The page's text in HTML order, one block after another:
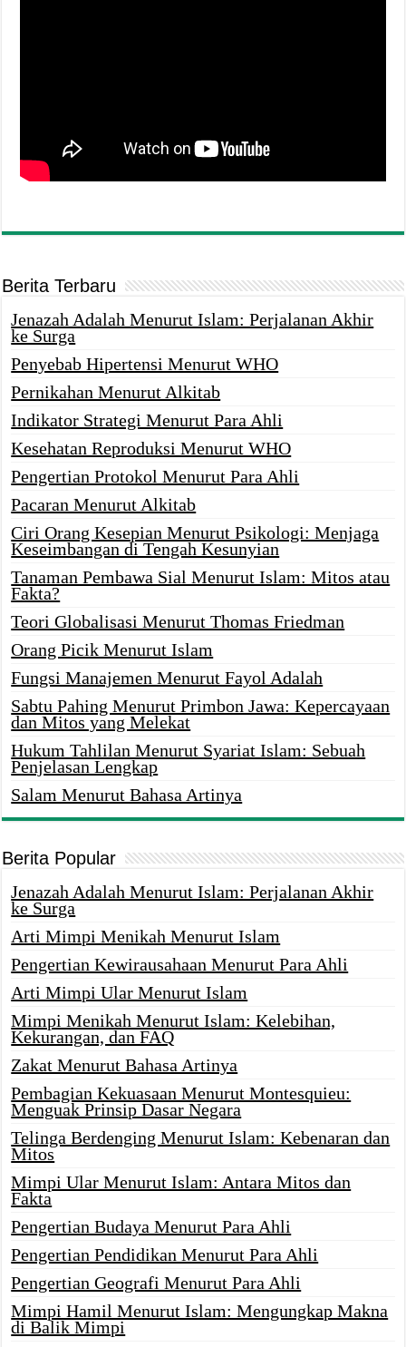
Berita Terbaru
Jenazah Adalah Menurut Islam: Perjalanan Akhir
ke Surga
Penyebab Hipertensi Menurut WHO
Pernikahan Menurut Alkitab
Indikator Strategi Menurut Para Ahli
Kesehatan Reproduksi Menurut WHO
Pengertian Protokol Menurut Para Ahli
Pacaran Menurut Alkitab
Ciri Orang Kesepian Menurut Psikologi: Menjaga
Keseimbangan di Tengah Kesunyian
Tanaman Pembawa Sial Menurut Islam: Mitos atau
Fakta?
Teori Globalisasi Menurut Thomas Friedman
Orang Picik Menurut Islam
Fungsi Manajemen Menurut Fayol Adalah
Sabtu Pahing Menurut Primbon Jawa: Kepercayaan
dan Mitos yang Melekat
Hukum Tahlilan Menurut Syariat Islam: Sebuah
Penjelasan Lengkap
Salam Menurut Bahasa Artinya
Berita Popular
Jenazah Adalah Menurut Islam: Perjalanan Akhir
ke Surga
Arti Mimpi Menikah Menurut Islam
Pengertian Kewirausahaan Menurut Para Ahli
Arti Mimpi Ular Menurut Islam
Mimpi Menikah Menurut Islam: Kelebihan,
Kekurangan, dan FAQ
Zakat Menurut Bahasa Artinya
Pembagian Kekuasaan Menurut Montesquieu:
Menguak Prinsip Dasar Negara
Telinga Berdenging Menurut Islam: Kebenaran dan
Mitos
Mimpi Ular Menurut Islam: Antara Mitos dan
Fakta
Pengertian Budaya Menurut Para Ahli
Pengertian Pendidikan Menurut Para Ahli
Pengertian Geografi Menurut Para Ahli
Mimpi Hamil Menurut Islam: Mengungkap Makna
di Balik Mimpi